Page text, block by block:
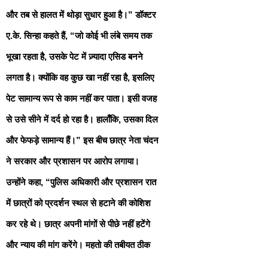
और तब से हालत में थोड़ा सुधार हुआ है।” डॉक्टर
ए.के. सिन्हा कहते हैं, “जो कोई भी लंबे समय तक
भूखा रहता है, उसके पेट में ज़्यादा एसिड बनने
लगता है। क्योंकि वह कुछ खा नहीं रहा है, इसलिए
पेट सामान्य रूप से काम नहीं कर पाता। इसी वजह
से उसे सीने में दर्द हो रहा है। हालाँकि, उसका दिल
और फेफड़े सामान्य हैं।” इस बीच छात्र नेता चंदन
ने सरकार और प्रशासन पर आरोप लगाया।
उन्होंने कहा, “पुलिस अधिकारी और प्रशासन रात
में छात्रों को प्रदर्शन स्थल से हटाने की कोशिश
कर रहे थे। छात्र अपनी मांगों से पीछे नहीं हटेंगे
और न्याय की मांग करेंगे। महतो की तबीयत ठीक